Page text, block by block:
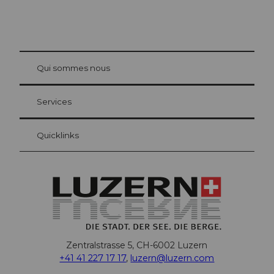
Carte d’hôte Lucerne
Vos avantages en tant qu'hôte pour la nuit
at Bre
Qui sommes nous
Services
Quicklinks
Zentralstrasse 5, CH-6002 Luzern
+41 41 227 17 17, luzern@luzern.com